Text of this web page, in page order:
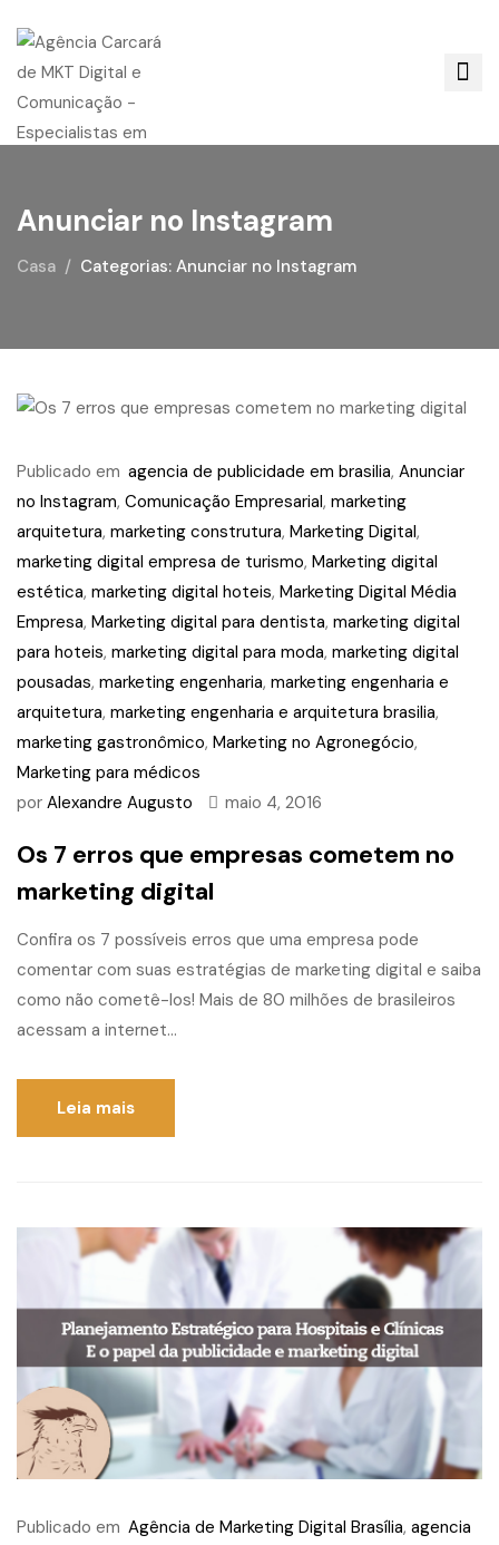
Anunciar no Instagram
Casa Categorias: Anunciar no Instagram
Publicado em agencia de publicidade em brasilia, Anunciar
no Instagram, Comunicação Empresarial, marketing
arquitetura, marketing construtura, Marketing Digital,
marketing digital empresa de turismo, Marketing digital
estética, marketing digital hoteis, Marketing Digital Média
Empresa, Marketing digital para dentista, marketing digital
para hoteis, marketing digital para moda, marketing digital
pousadas, marketing engenharia, marketing engenharia e
arquitetura, marketing engenharia e arquitetura brasilia,
marketing gastronômico, Marketing no Agronegócio,
Marketing para médicos
por Alexandre Augusto maio 4, 2016
Os 7 erros que empresas cometem no
marketing digital
Confira os 7 possíveis erros que uma empresa pode
comentar com suas estratégias de marketing digital e saiba
como não cometê-los! Mais de 80 milhões de brasileiros
acessam a internet...
Leia mais
Publicado em Agência de Marketing Digital Brasília, agencia